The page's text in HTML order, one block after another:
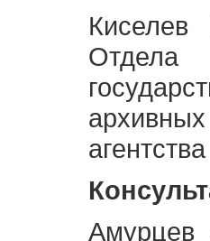
агентства
Амурцев